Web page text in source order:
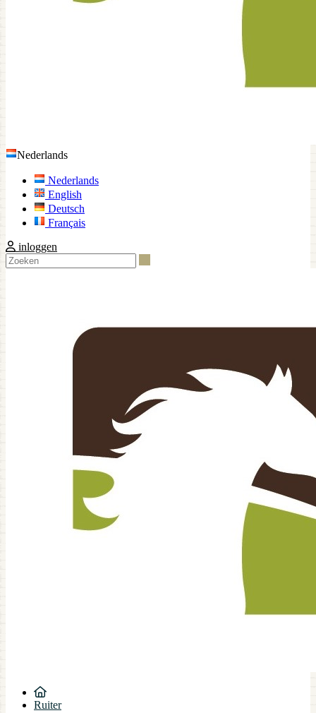
Nederlands
Nederlands
English
Deutsch
Français
inloggen
Ruiter